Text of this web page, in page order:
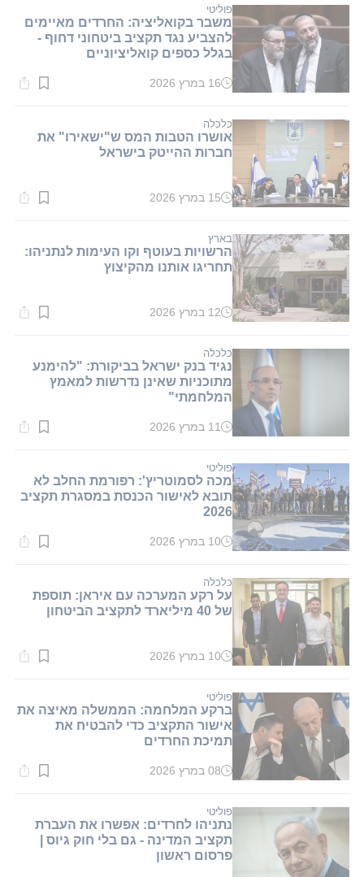
דקות.
פוליטי
משבר בקואליציה: החרדים מאיימים
להצביע נגד תקציב ביטחוני דחוף -
בגלל כספים קואליציוניים
זמן
דקות.
16 במרץ 2026
כלכלה
אושרו הטבות המס ש"ישאירו" את
חברות ההייטק בישראל
זמן
דקות.
15 במרץ 2026
בארץ
הרשויות בעוטף וקו העימות לנתניהו:
תחריגו אותנו מהקיצוץ
זמן
דקות.
12 במרץ 2026
כלכלה
נגיד בנק ישראל בביקורת: "להימנע
מתוכניות שאינן נדרשות למאמץ
המלחמתי"
זמן
דקות.
11 במרץ 2026
פוליטי
מכה לסמוטריץ': רפורמת החלב לא
תובא לאישור הכנסת במסגרת תקציב
2026
זמן
דקות.
10 במרץ 2026
כלכלה
על רקע המערכה עם איראן: תוספת
של 40 מיליארד לתקציב הביטחון
זמן
דקות.
10 במרץ 2026
פוליטי
ברקע המלחמה: הממשלה מאיצה את
אישור התקציב כדי להבטיח את
תמיכת החרדים
זמן
דקות.
08 במרץ 2026
פוליטי
נתניהו לחרדים: אפשרו את העברת
תקציב המדינה - גם בלי חוק גיוס |
פרסום ראשון